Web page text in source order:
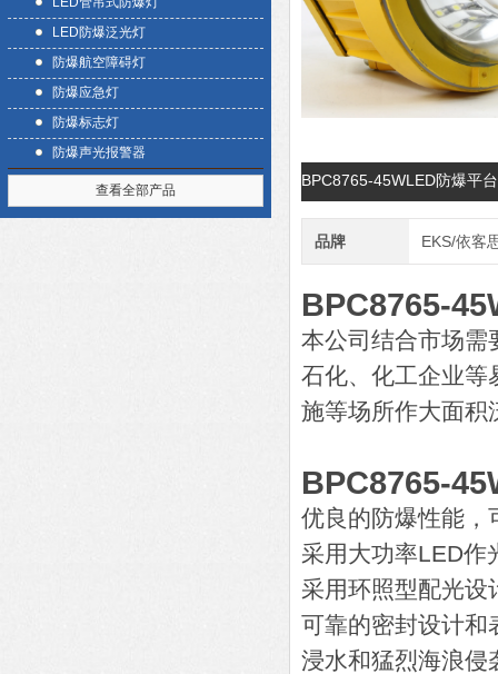
LED防爆泛光灯
防爆航空障碍灯
防爆应急灯
防爆标志灯
防爆声光报警器
查看全部产品
BPC8765-45WLED防爆平
品牌 EKS/依客
BPC8765-
本公司结合市场需
石化、化工企业等
施等场所作大面积
BPC8765-
优良的防爆性能，
采用大功率LED作
采用环照型配光设
可靠的密封设计和
浸水和猛烈海浪侵